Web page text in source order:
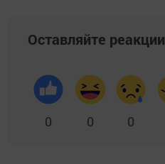
Оставляйте реакции
0 0 0